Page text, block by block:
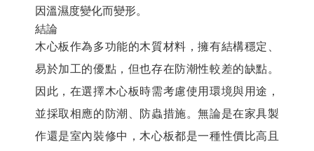
因溫濕度變化而變形。
結論
木心板作為多功能的木質材料，擁有結構穩定、
易於加工的優點，但也存在防潮性較差的缺點。
因此，在選擇木心板時需考慮使用環境與用途，
並採取相應的防潮、防蟲措施。無論是在家具製
作還是室內裝修中，木心板都是一種性價比高且